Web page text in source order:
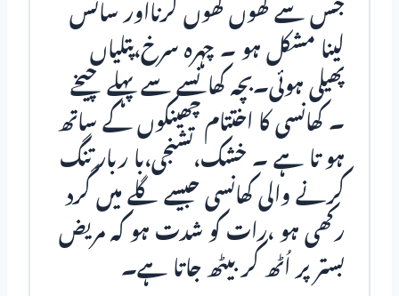
جس سے کھوں کھوں کرنااور سانس
لینا مشکل ہو ۔ چہرہ سرخ،پتلیاں
پھیلی ہوئی۔بچہ کھانسے سے پہلے چیخے
۔ کھانسی کا اختتام چھینکوں کے ساتھ
ہو تا ہے ۔ خشک،تشنجی،با ربار تنگ
کرنے والی کھانسی جیسے گلے میں گرد
رکھی ہو ،رات کو شدت ہو کہ مریض
بستر پر اُٹھ کر بیٹھ جاتا ہے۔